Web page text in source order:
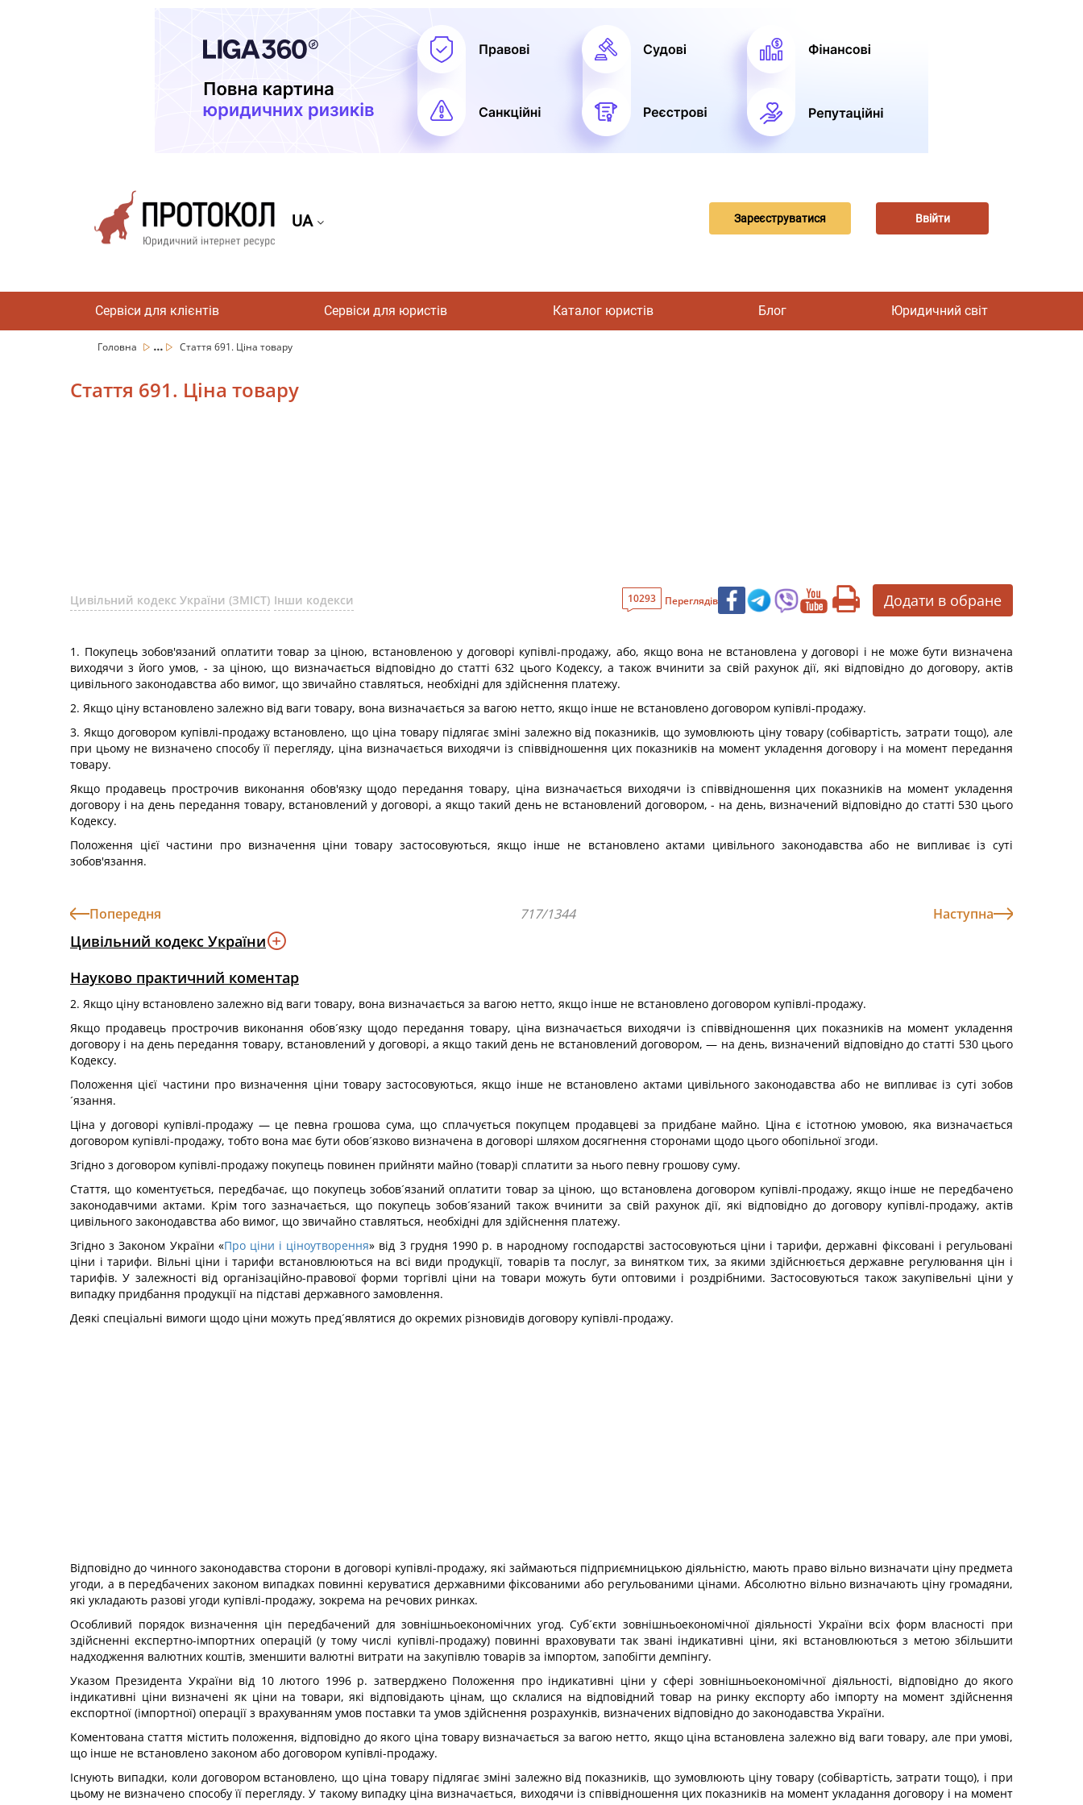
UA Зареєструватися Ввійти
Сервіси для клієнтів Сервіси для юристів Каталог юристів Блог Юридичний світ
Головна ... Стаття 691. Ціна товару
Стаття 691. Ціна товару
Цивільний кодекс України (ЗМІСТ) Інши кодекси 10293 Переглядів Додати в обране
1. Покупець зобов'язаний оплатити товар за ціною, встановленою у договорі купівлі-продажу, або, якщо вона не встановлена у договорі і не може бути визначена
виходячи з його умов, - за ціною, що визначається відповідно до статті 632 цього Кодексу, а також вчинити за свій рахунок дії, які відповідно до договору, актів
цивільного законодавства або вимог, що звичайно ставляться, необхідні для здійснення платежу.
2. Якщо ціну встановлено залежно від ваги товару, вона визначається за вагою нетто, якщо інше не встановлено договором купівлі-продажу.
3. Якщо договором купівлі-продажу встановлено, що ціна товару підлягає зміні залежно від показників, що зумовлюють ціну товару (собівартість, затрати тощо), але
при цьому не визначено способу її перегляду, ціна визначається виходячи із співвідношення цих показників на момент укладення договору і на момент передання
товару.
Якщо продавець прострочив виконання обов'язку щодо передання товару, ціна визначається виходячи із співвідношення цих показників на момент укладення
договору і на день передання товару, встановлений у договорі, а якщо такий день не встановлений договором, - на день, визначений відповідно до статті 530 цього
Кодексу.
Положення цієї частини про визначення ціни товару застосовуються, якщо інше не встановлено актами цивільного законодавства або не випливає із суті
зобов'язання.
Попередня 717/1344 Наступна
Цивільний кодекс України
Науково практичний коментар
2. Якщо ціну встановлено залежно від ваги товару, вона визначається за вагою нетто, якщо інше не встановлено договором купівлі-продажу.
Якщо продавець прострочив виконання обов´язку щодо передання товару, ціна визначається виходячи із співвідношення цих показників на момент укладення
договору і на день передання товару, встановлений у договорі, а якщо такий день не встановлений договором, — на день, визначений відповідно до статті 530 цього
Кодексу.
Положення цієї частини про визначення ціни товару застосовуються, якщо інше не встановлено актами цивільного законодавства або не випливає із суті зобов
´язання.
Ціна у договорі купівлі-продажу — це певна грошова сума, що сплачується покупцем продавцеві за придбане майно. Ціна є істотною умовою, яка визначається
договором купівлі-продажу, тобто вона має бути обов´язково визначена в договорі шляхом досягнення сторонами щодо цього обопільної згоди.
Згідно з договором купівлі-продажу покупець повинен прийняти майно (товар)і сплатити за нього певну грошову суму.
Стаття, що коментується, передбачає, що покупець зобов´язаний оплатити товар за ціною, що встановлена договором купівлі-продажу, якщо інше не передбачено
законодавчими актами. Крім того зазначається, що покупець зобов´язаний також вчинити за свій рахунок дії, які відповідно до договору купівлі-продажу, актів
цивільного законодавства або вимог, що звичайно ставляться, необхідні для здійснення платежу.
Згідно з Законом України «Про ціни і ціноутворення» від 3 грудня 1990 р. в народному господарстві застосовуються ціни і тарифи, державні фіксовані і регульовані
ціни і тарифи. Вільні ціни і тарифи встановлюються на всі види продукції, товарів та послуг, за винятком тих, за якими здійснюється державне регулювання цін і
тарифів. У залежності від організаційно-правової форми торгівлі ціни на товари можуть бути оптовими і роздрібними. Застосовуються також закупівельні ціни у
випадку придбання продукції на підставі державного замовлення.
Деякі спеціальні вимоги щодо ціни можуть пред´являтися до окремих різновидів договору купівлі-продажу.
Відповідно до чинного законодавства сторони в договорі купівлі-продажу, які займаються підприємницькою діяльністю, мають право вільно визначати ціну предмета
угоди, а в передбачених законом випадках повинні керуватися державними фіксованими або регульованими цінами. Абсолютно вільно визначають ціну громадяни,
які укладають разові угоди купівлі-продажу, зокрема на речових ринках.
Особливий порядок визначення цін передбачений для зовнішньоекономічних угод. Суб´єкти зовнішньоекономічної діяльності України всіх форм власності при
здійсненні експертно-імпортних операцій (у тому числі купівлі-продажу) повинні враховувати так звані індикативні ціни, які встановлюються з метою збільшити
надходження валютних коштів, зменшити валютні витрати на закупівлю товарів за імпортом, запобігти демпінгу.
Указом Президента України від 10 лютого 1996 р. затверджено Положення про індикативні ціни у сфері зовнішньоекономічної діяльності, відповідно до якого
індикативні ціни визначені як ціни на товари, які відповідають цінам, що склалися на відповідний товар на ринку експорту або імпорту на момент здійснення
експортної (імпортної) операції з врахуванням умов поставки та умов здійснення розрахунків, визначених відповідно до законодавства України.
Коментована стаття містить положення, відповідно до якого ціна товару визначається за вагою нетто, якщо ціна встановлена залежно від ваги товару, але при умові,
що інше не встановлено законом або договором купівлі-продажу.
Існують випадки, коли договором встановлено, що ціна товару підлягає зміні залежно від показників, що зумовлюють ціну товару (собівартість, затрати тощо), і при
цьому не визначено способу її перегляду. У такому випадку ціна визначається, виходячи із співвідношення цих показників на момент укладання договору і на момент